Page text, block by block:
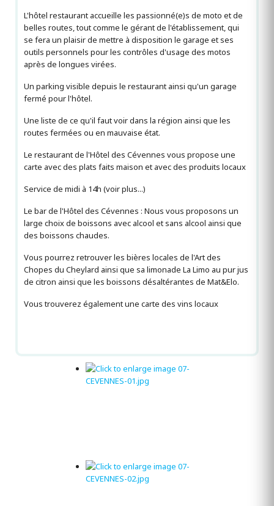
L'hôtel restaurant accueille les passionné(e)s de moto et de
belles routes, tout comme le gérant de l'établissement, qui
se fera un plaisir de mettre à disposition le garage et ses
outils personnels pour les contrôles d'usage des motos
après de longues virées.
Un parking visible depuis le restaurant ainsi qu'un garage
fermé pour l'hôtel.
Une liste de ce qu'il faut voir dans la région ainsi que les
routes fermées ou en mauvaise état.
Le restaurant de l'Hôtel des Cévennes vous propose une
carte avec des plats faits maison et avec des produits locaux
Service de midi à 14h (voir plus...)
Le bar de l'Hôtel des Cévennes : Nous vous proposons un
large choix de boissons avec alcool et sans alcool ainsi que
des boissons chaudes.
Vous pourrez retrouver les bières locales de l'Art des
Chopes du Cheylard ainsi que sa limonade La Limo au pur jus
de citron ainsi que les boissons désaltérantes de Mat&Elo.
Vous trouverez également une carte des vins locaux